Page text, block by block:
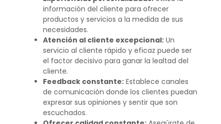
información del cliente para ofrecer
productos y servicios a la medida de sus
necesidades.
Atención al cliente excepcional:Un
servicio al cliente rápido y eficaz puede ser
el factor decisivo para ganar la lealtad del
cliente.
Feedback constante:Establece canales
de comunicación donde los clientes puedan
expresar sus opiniones y sentir que son
escuchados.